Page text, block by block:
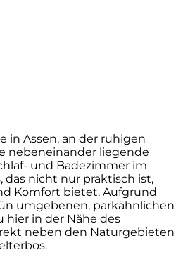
in Assen, an der ruhigen
nebeneinander liegende
und Badezimmer im
das nicht nur praktisch ist,
Komfort bietet. Aufgrund
umgebenen, parkähnlichen
in der Nähe des
neben den Naturgebieten